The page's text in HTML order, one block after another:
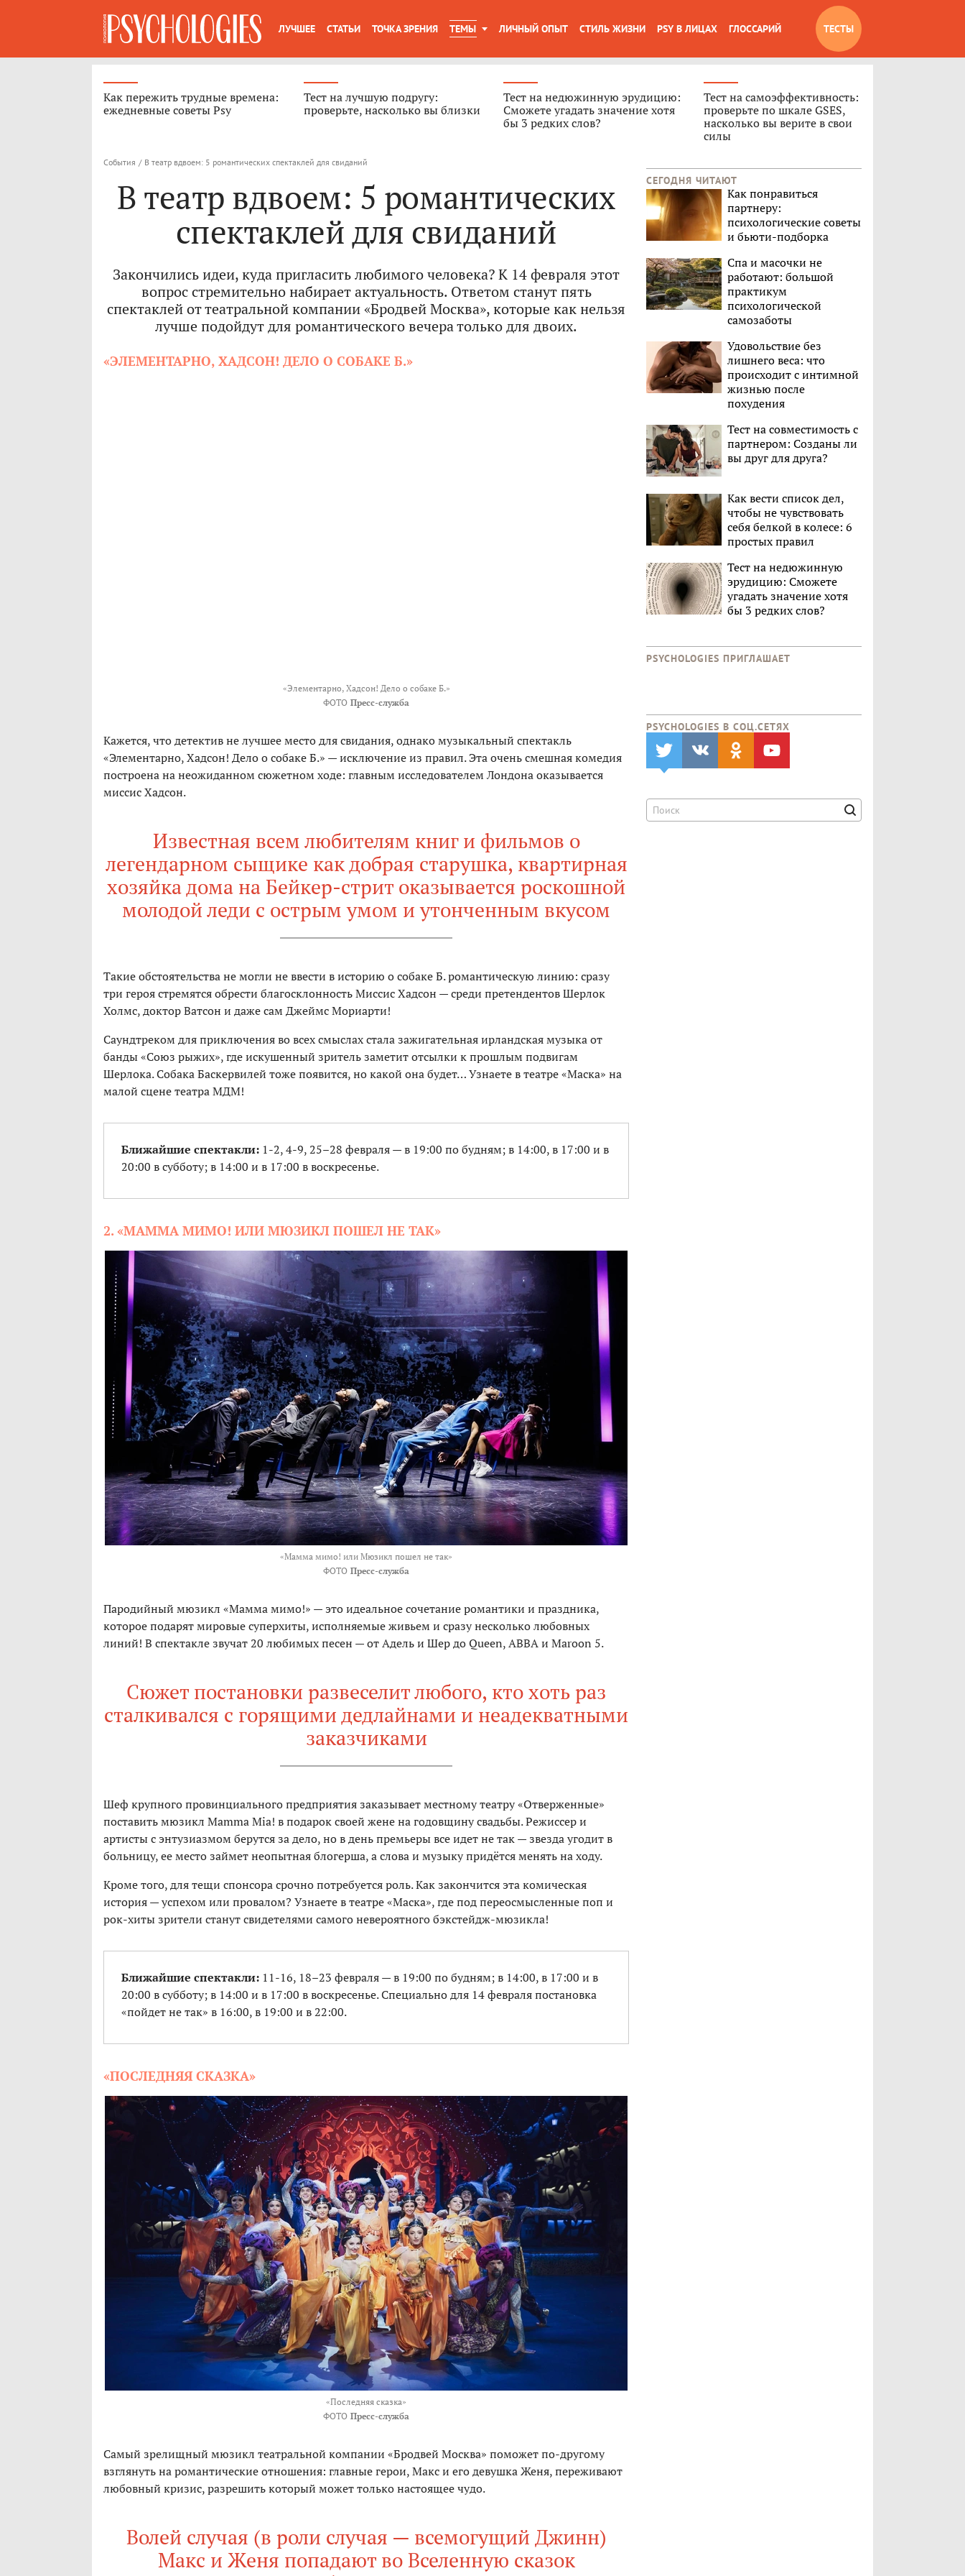
ЛУЧШЕЕ СТАТЬИ ТОЧКА ЗРЕНИЯ ТЕМЫ ЛИЧНЫЙ ОПЫТ СТИЛЬ ЖИЗНИ PSY В ЛИЦАХ ГЛОССАРИЙ ТЕСТЫ
Как пережить трудные времена:
ежедневные советы Psy
Тест на лучшую подругу:
проверьте, насколько вы близки
Тест на недюжинную эрудицию:
Сможете угадать значение хотя
бы 3 редких слов?
Тест на самоэффективность:
проверьте по шкале GSES,
насколько вы верите в свои
силы
События / В театр вдвоем: 5 романтических спектаклей для свиданий
В театр вдвоем: 5 романтических
спектаклей для свиданий
Закончились идеи, куда пригласить любимого человека? К 14 февраля этот
вопрос стремительно набирает актуальность. Ответом станут пять
спектаклей от театральной компании «Бродвей Москва», которые как нельзя
лучше подойдут для романтического вечера только для двоих.
«ЭЛЕМЕНТАРНО, ХАДСОН! ДЕЛО О СОБАКЕ Б.»
«Элементарно, Хадсон! Дело о собаке Б.»
ФОТО Пресс-служба
Кажется, что детектив не лучшее место для свидания, однако музыкальный спектакль
«Элементарно, Хадсон! Дело о собаке Б.» — исключение из правил. Эта очень смешная комедия
построена на неожиданном сюжетном ходе: главным исследователем Лондона оказывается
миссис Хадсон.
Известная всем любителям книг и фильмов о
легендарном сыщике как добрая старушка, квартирная
хозяйка дома на Бейкер-стрит оказывается роскошной
молодой леди с острым умом и утонченным вкусом
Такие обстоятельства не могли не ввести в историю о собаке Б. романтическую линию: сразу
три героя стремятся обрести благосклонность Миссис Хадсон — среди претендентов Шерлок
Холмс, доктор Ватсон и даже сам Джеймс Мориарти!
Саундтреком для приключения во всех смыслах стала зажигательная ирландская музыка от
банды «Союз рыжих», где искушенный зритель заметит отсылки к прошлым подвигам
Шерлока. Собака Баскервилей тоже появится, но какой она будет… Узнаете в театре «Маска» на
малой сцене театра МДМ!
Ближайшие спектакли: 1-2, 4-9, 25–28 февраля — в 19:00 по будням; в 14:00, в 17:00 и в
20:00 в субботу; в 14:00 и в 17:00 в воскресенье.
2. «МАММА МИМО! ИЛИ МЮЗИКЛ ПОШЕЛ НЕ ТАК»
«Мамма мимо! или Мюзикл пошел не так»
ФОТО Пресс-служба
Пародийный мюзикл «Мамма мимо!» — это идеальное сочетание романтики и праздника,
которое подарят мировые суперхиты, исполняемые живьем и сразу несколько любовных
линий! В спектакле звучат 20 любимых песен — от Адель и Шер до Queen, ABBA и Maroon 5.
Сюжет постановки развеселит любого, кто хоть раз
сталкивался с горящими дедлайнами и неадекватными
заказчиками
Шеф крупного провинциального предприятия заказывает местному театру «Отверженные»
поставить мюзикл Mamma Mia! в подарок своей жене на годовщину свадьбы. Режиссер и
артисты с энтузиазмом берутся за дело, но в день премьеры все идет не так — звезда угодит в
больницу, ее место займет неопытная блогерша, а слова и музыку придётся менять на ходу.
Кроме того, для тещи спонсора срочно потребуется роль. Как закончится эта комическая
история — успехом или провалом? Узнаете в театре «Маска», где под переосмысленные поп и
рок-хиты зрители станут свидетелями самого невероятного бэкстейдж-мюзикла!
Ближайшие спектакли: 11-16, 18–23 февраля — в 19:00 по будням; в 14:00, в 17:00 и в
20:00 в субботу; в 14:00 и в 17:00 в воскресенье. Специально для 14 февраля постановка
«пойдет не так» в 16:00, в 19:00 и в 22:00.
«ПОСЛЕДНЯЯ СКАЗКА»
«Последняя сказка»
ФОТО Пресс-служба
Самый зрелищный мюзикл театральной компании «Бродвей Москва» поможет по-другому
взглянуть на романтические отношения: главные герои, Макс и его девушка Женя, переживают
любовный кризис, разрешить который может только настоящее чудо.
Волей случая (в роли случая — всемогущий Джинн)
Макс и Женя попадают во Вселенную сказок
СЕГОДНЯ ЧИТАЮТ
Как понравиться
партнеру:
психологические советы
и бьюти-подборка
Спа и масочки не
работают: большой
практикум
психологической
самозаботы
Удовольствие без
лишнего веса: что
происходит с интимной
жизнью после
похудения
Тест на совместимость с
партнером: Созданы ли
вы друг для друга?
Как вести список дел,
чтобы не чувствовать
себя белкой в колесе: 6
простых правил
Тест на недюжинную
эрудицию: Сможете
угадать значение хотя
бы 3 редких слов?
PSYCHOLOGIES ПРИГЛАШАЕТ
PSYCHOLOGIES В CОЦ.СЕТЯХ